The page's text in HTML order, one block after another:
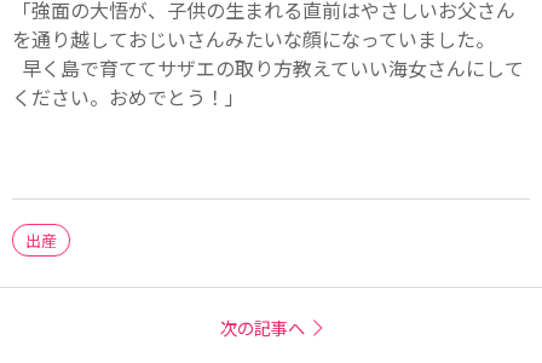
「強面の大悟が、子供の生まれる直前はやさしいお父さん
を通り越しておじいさんみたいな顔になっていました。
早く島で育ててサザエの取り方教えていい海女さんにして
ください。おめでとう！」
出産
次の記事へ